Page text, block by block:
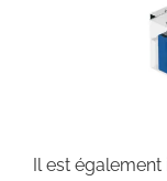
Il est